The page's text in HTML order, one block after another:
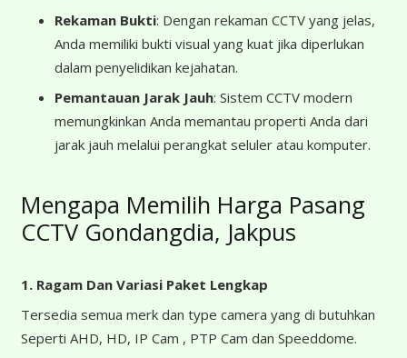
Rekaman Bukti: Dengan rekaman CCTV yang jelas,
Anda memiliki bukti visual yang kuat jika diperlukan
dalam penyelidikan kejahatan.
Pemantauan Jarak Jauh: Sistem CCTV modern
memungkinkan Anda memantau properti Anda dari
jarak jauh melalui perangkat seluler atau komputer.
Mengapa Memilih Harga Pasang
CCTV Gondangdia, Jakpus
1. Ragam Dan Variasi Paket Lengkap
Tersedia semua merk dan type camera yang di butuhkan
Seperti AHD, HD, IP Cam , PTP Cam dan Speeddome.